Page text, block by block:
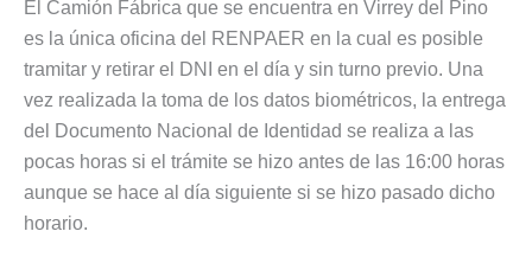
El Camión Fábrica que se encuentra en Virrey del Pino
es la única oficina del RENPAER en la cual es posible
tramitar y retirar el DNI en el día y sin turno previo. Una
vez realizada la toma de los datos biométricos, la entrega
del Documento Nacional de Identidad se realiza a las
pocas horas si el trámite se hizo antes de las 16:00 horas
aunque se hace al día siguiente si se hizo pasado dicho
horario.